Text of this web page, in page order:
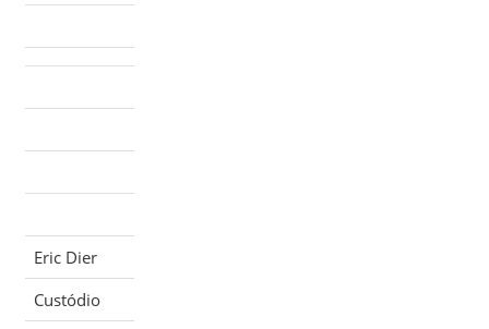
Eric Dier
Custódio